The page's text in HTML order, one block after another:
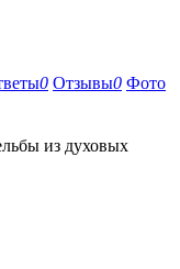
0 Отзывы0 Фото
из духовых